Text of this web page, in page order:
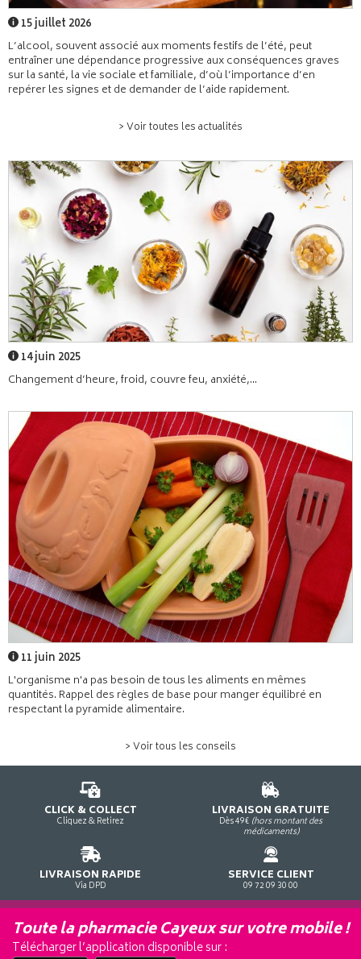
15 juillet 2026
L’alcool, souvent associé aux moments festifs de l’été, peut
entraîner une dépendance progressive aux conséquences graves
sur la santé, la vie sociale et familiale, d’où l’importance d’en
repérer les signes et de demander de l’aide rapidement.
> Voir toutes les actualités
14 juin 2025
Changement d’heure, froid, couvre feu, anxiété,...
11 juin 2025
L'organisme n'a pas besoin de tous les aliments en mêmes
quantités. Rappel des règles de base pour manger équilibré en
respectant la pyramide alimentaire.
> Voir tous les conseils
CLICK & COLLECT
Cliquez & Retirez
LIVRAISON GRATUITE
Dès 49€ (hors montant des
médicaments)
LIVRAISON RAPIDE
Via DPD
SERVICE CLIENT
09 72 09 30 00
Toute la pharmacie Cayeux sur votre mobile !
Télécharger l’application disponible sur :